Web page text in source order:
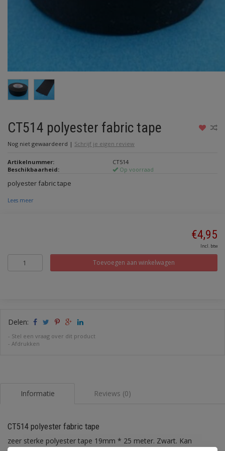
CT514 polyester fabric tape
Nog niet gewaardeerd | Schrijf je eigen review
Artikelnummer:
CT514
Beschikbaarheid:
Op voorraad
polyester fabric tape
Lees meer
€4,95
Incl. btw
Toevoegen aan winkelwagen
Delen:
- Stel een vraag over dit product
- Afdrukken
Informatie Reviews (0)
CT514 polyester fabric tape
zeer sterke polyester tape 19mm * 25 meter. Zwart. Kan